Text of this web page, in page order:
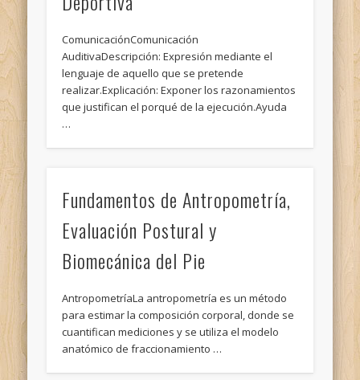
ComunicaciónComunicación
AuditivaDescripción: Expresión mediante el
lenguaje de aquello que se pretende
realizar.Explicación: Exponer los razonamientos
que justifican el porqué de la ejecución.Ayuda
…
Fundamentos de Antropometría,
Evaluación Postural y
Biomecánica del Pie
AntropometríaLa antropometría es un método
para estimar la composición corporal, donde se
cuantifican mediciones y se utiliza el modelo
anatómico de fraccionamiento …